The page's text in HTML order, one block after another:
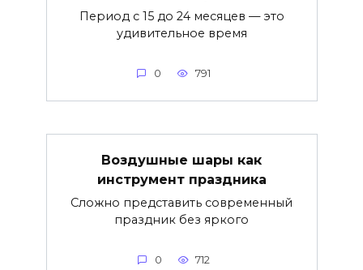
Период с 15 до 24 месяцев — это
удивительное время
0 791
Воздушные шары как
инструмент праздника
Сложно представить современный
праздник без яркого
0 712